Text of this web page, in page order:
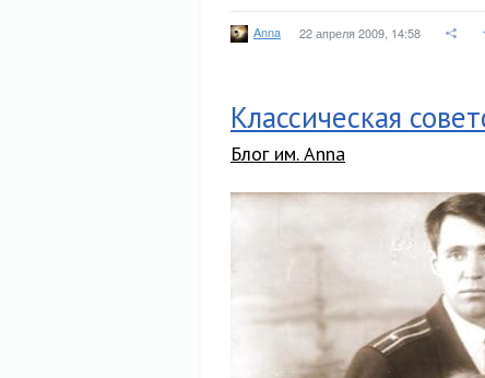
Anna 22 апреля 2009, 14:58
Классическая
Блог им. Anna